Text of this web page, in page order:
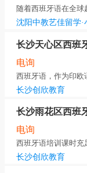
沈阳中教艺佳留学
长沙天心区西班
电询
长沙创欣教育
长沙雨花区西班
电询
长沙创欣教育